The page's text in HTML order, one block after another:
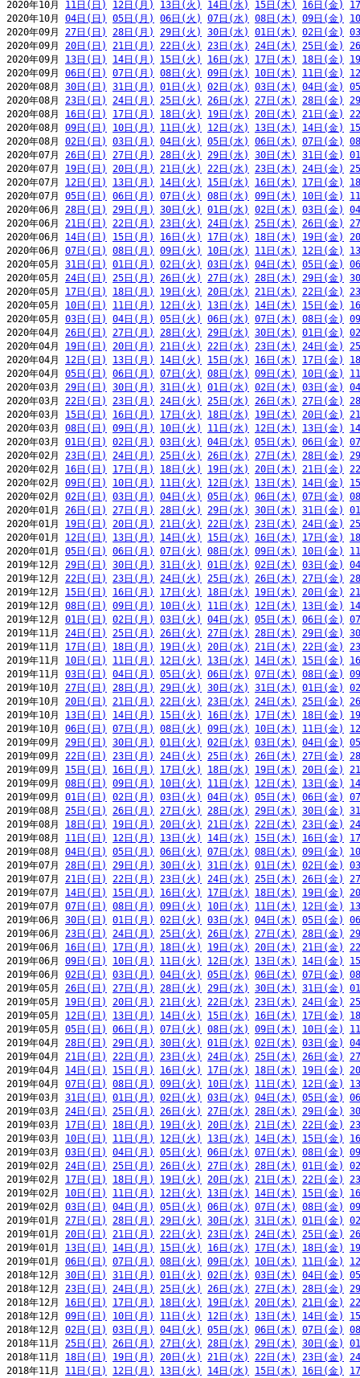
2020年10月 11日(日) 12日(月) 13日(火) 14日(水) 15日(木) 16日(金)
2020年10月 04日(日) 05日(月) 06日(火) 07日(水) 08日(木) 09日(金)
2020年09月 27日(日) 28日(月) 29日(火) 30日(水) 01日(木) 02日(金)
2020年09月 20日(日) 21日(月) 22日(火) 23日(水) 24日(木) 25日(金)
2020年09月 13日(日) 14日(月) 15日(火) 16日(水) 17日(木) 18日(金)
2020年09月 06日(日) 07日(月) 08日(火) 09日(水) 10日(木) 11日(金)
2020年08月 30日(日) 31日(月) 01日(火) 02日(水) 03日(木) 04日(金)
2020年08月 23日(日) 24日(月) 25日(火) 26日(水) 27日(木) 28日(金)
2020年08月 16日(日) 17日(月) 18日(火) 19日(水) 20日(木) 21日(金)
2020年08月 09日(日) 10日(月) 11日(火) 12日(水) 13日(木) 14日(金)
2020年08月 02日(日) 03日(月) 04日(火) 05日(水) 06日(木) 07日(金)
2020年07月 26日(日) 27日(月) 28日(火) 29日(水) 30日(木) 31日(金)
2020年07月 19日(日) 20日(月) 21日(火) 22日(水) 23日(木) 24日(金)
2020年07月 12日(日) 13日(月) 14日(火) 15日(水) 16日(木) 17日(金)
2020年07月 05日(日) 06日(月) 07日(火) 08日(水) 09日(木) 10日(金)
2020年06月 28日(日) 29日(月) 30日(火) 01日(水) 02日(木) 03日(金)
2020年06月 21日(日) 22日(月) 23日(火) 24日(水) 25日(木) 26日(金)
2020年06月 14日(日) 15日(月) 16日(火) 17日(水) 18日(木) 19日(金)
2020年06月 07日(日) 08日(月) 09日(火) 10日(水) 11日(木) 12日(金)
2020年05月 31日(日) 01日(月) 02日(火) 03日(水) 04日(木) 05日(金)
2020年05月 24日(日) 25日(月) 26日(火) 27日(水) 28日(木) 29日(金)
2020年05月 17日(日) 18日(月) 19日(火) 20日(水) 21日(木) 22日(金)
2020年05月 10日(日) 11日(月) 12日(火) 13日(水) 14日(木) 15日(金)
2020年05月 03日(日) 04日(月) 05日(火) 06日(水) 07日(木) 08日(金)
2020年04月 26日(日) 27日(月) 28日(火) 29日(水) 30日(木) 01日(金)
2020年04月 19日(日) 20日(月) 21日(火) 22日(水) 23日(木) 24日(金)
2020年04月 12日(日) 13日(月) 14日(火) 15日(水) 16日(木) 17日(金)
2020年04月 05日(日) 06日(月) 07日(火) 08日(水) 09日(木) 10日(金)
2020年03月 29日(日) 30日(月) 31日(火) 01日(水) 02日(木) 03日(金)
2020年03月 22日(日) 23日(月) 24日(火) 25日(水) 26日(木) 27日(金)
2020年03月 15日(日) 16日(月) 17日(火) 18日(水) 19日(木) 20日(金)
2020年03月 08日(日) 09日(月) 10日(火) 11日(水) 12日(木) 13日(金)
2020年03月 01日(日) 02日(月) 03日(火) 04日(水) 05日(木) 06日(金)
2020年02月 23日(日) 24日(月) 25日(火) 26日(水) 27日(木) 28日(金)
2020年02月 16日(日) 17日(月) 18日(火) 19日(水) 20日(木) 21日(金)
2020年02月 09日(日) 10日(月) 11日(火) 12日(水) 13日(木) 14日(金)
2020年02月 02日(日) 03日(月) 04日(火) 05日(水) 06日(木) 07日(金)
2020年01月 26日(日) 27日(月) 28日(火) 29日(水) 30日(木) 31日(金)
2020年01月 19日(日) 20日(月) 21日(火) 22日(水) 23日(木) 24日(金)
2020年01月 12日(日) 13日(月) 14日(火) 15日(水) 16日(木) 17日(金)
2020年01月 05日(日) 06日(月) 07日(火) 08日(水) 09日(木) 10日(金)
2019年12月 29日(日) 30日(月) 31日(火) 01日(水) 02日(木) 03日(金)
2019年12月 22日(日) 23日(月) 24日(火) 25日(水) 26日(木) 27日(金)
2019年12月 15日(日) 16日(月) 17日(火) 18日(水) 19日(木) 20日(金)
2019年12月 08日(日) 09日(月) 10日(火) 11日(水) 12日(木) 13日(金)
2019年12月 01日(日) 02日(月) 03日(火) 04日(水) 05日(木) 06日(金)
2019年11月 24日(日) 25日(月) 26日(火) 27日(水) 28日(木) 29日(金)
2019年11月 17日(日) 18日(月) 19日(火) 20日(水) 21日(木) 22日(金)
2019年11月 10日(日) 11日(月) 12日(火) 13日(水) 14日(木) 15日(金)
2019年11月 03日(日) 04日(月) 05日(火) 06日(水) 07日(木) 08日(金)
2019年10月 27日(日) 28日(月) 29日(火) 30日(水) 31日(木) 01日(金)
2019年10月 20日(日) 21日(月) 22日(火) 23日(水) 24日(木) 25日(金)
2019年10月 13日(日) 14日(月) 15日(火) 16日(水) 17日(木) 18日(金)
2019年10月 06日(日) 07日(月) 08日(火) 09日(水) 10日(木) 11日(金)
2019年09月 29日(日) 30日(月) 01日(火) 02日(水) 03日(木) 04日(金)
2019年09月 22日(日) 23日(月) 24日(火) 25日(水) 26日(木) 27日(金)
2019年09月 15日(日) 16日(月) 17日(火) 18日(水) 19日(木) 20日(金)
2019年09月 08日(日) 09日(月) 10日(火) 11日(水) 12日(木) 13日(金)
2019年09月 01日(日) 02日(月) 03日(火) 04日(水) 05日(木) 06日(金)
2019年08月 25日(日) 26日(月) 27日(火) 28日(水) 29日(木) 30日(金)
2019年08月 18日(日) 19日(月) 20日(火) 21日(水) 22日(木) 23日(金)
2019年08月 11日(日) 12日(月) 13日(火) 14日(水) 15日(木) 16日(金)
2019年08月 04日(日) 05日(月) 06日(火) 07日(水) 08日(木) 09日(金)
2019年07月 28日(日) 29日(月) 30日(火) 31日(水) 01日(木) 02日(金)
2019年07月 21日(日) 22日(月) 23日(火) 24日(水) 25日(木) 26日(金)
2019年07月 14日(日) 15日(月) 16日(火) 17日(水) 18日(木) 19日(金)
2019年07月 07日(日) 08日(月) 09日(火) 10日(水) 11日(木) 12日(金)
2019年06月 30日(日) 01日(月) 02日(火) 03日(水) 04日(木) 05日(金)
2019年06月 23日(日) 24日(月) 25日(火) 26日(水) 27日(木) 28日(金)
2019年06月 16日(日) 17日(月) 18日(火) 19日(水) 20日(木) 21日(金)
2019年06月 09日(日) 10日(月) 11日(火) 12日(水) 13日(木) 14日(金)
2019年06月 02日(日) 03日(月) 04日(火) 05日(水) 06日(木) 07日(金)
2019年05月 26日(日) 27日(月) 28日(火) 29日(水) 30日(木) 31日(金)
2019年05月 19日(日) 20日(月) 21日(火) 22日(水) 23日(木) 24日(金)
2019年05月 12日(日) 13日(月) 14日(火) 15日(水) 16日(木) 17日(金)
2019年05月 05日(日) 06日(月) 07日(火) 08日(水) 09日(木) 10日(金)
2019年04月 28日(日) 29日(月) 30日(火) 01日(水) 02日(木) 03日(金)
2019年04月 21日(日) 22日(月) 23日(火) 24日(水) 25日(木) 26日(金)
2019年04月 14日(日) 15日(月) 16日(火) 17日(水) 18日(木) 19日(金)
2019年04月 07日(日) 08日(月) 09日(火) 10日(水) 11日(木) 12日(金)
2019年03月 31日(日) 01日(月) 02日(火) 03日(水) 04日(木) 05日(金)
2019年03月 24日(日) 25日(月) 26日(火) 27日(水) 28日(木) 29日(金)
2019年03月 17日(日) 18日(月) 19日(火) 20日(水) 21日(木) 22日(金)
2019年03月 10日(日) 11日(月) 12日(火) 13日(水) 14日(木) 15日(金)
2019年03月 03日(日) 04日(月) 05日(火) 06日(水) 07日(木) 08日(金)
2019年02月 24日(日) 25日(月) 26日(火) 27日(水) 28日(木) 01日(金)
2019年02月 17日(日) 18日(月) 19日(火) 20日(水) 21日(木) 22日(金)
2019年02月 10日(日) 11日(月) 12日(火) 13日(水) 14日(木) 15日(金)
2019年02月 03日(日) 04日(月) 05日(火) 06日(水) 07日(木) 08日(金)
2019年01月 27日(日) 28日(月) 29日(火) 30日(水) 31日(木) 01日(金)
2019年01月 20日(日) 21日(月) 22日(火) 23日(水) 24日(木) 25日(金)
2019年01月 13日(日) 14日(月) 15日(火) 16日(水) 17日(木) 18日(金)
2019年01月 06日(日) 07日(月) 08日(火) 09日(水) 10日(木) 11日(金)
2018年12月 30日(日) 31日(月) 01日(火) 02日(水) 03日(木) 04日(金)
2018年12月 23日(日) 24日(月) 25日(火) 26日(水) 27日(木) 28日(金)
2018年12月 16日(日) 17日(月) 18日(火) 19日(水) 20日(木) 21日(金)
2018年12月 09日(日) 10日(月) 11日(火) 12日(水) 13日(木) 14日(金)
2018年12月 02日(日) 03日(月) 04日(火) 05日(水) 06日(木) 07日(金)
2018年11月 25日(日) 26日(月) 27日(火) 28日(水) 29日(木) 30日(金)
2018年11月 18日(日) 19日(月) 20日(火) 21日(水) 22日(木) 23日(金)
2018年11月 11日(日) 12日(月) 13日(火) 14日(水) 15日(木) 16日(金)